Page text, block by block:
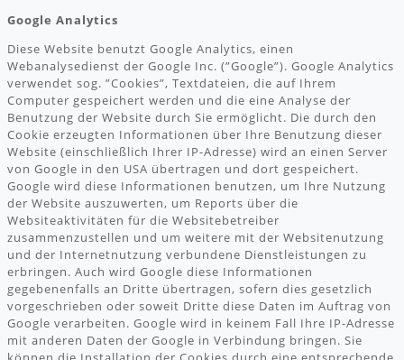
Google Analytics
Diese Website benutzt Google Analytics, einen
Webanalysedienst der Google Inc. (”Google”). Google Analytics
verwendet sog. ”Cookies”, Textdateien, die auf Ihrem
Computer gespeichert werden und die eine Analyse der
Benutzung der Website durch Sie ermöglicht. Die durch den
Cookie erzeugten Informationen über Ihre Benutzung dieser
Website (einschließlich Ihrer IP-Adresse) wird an einen Server
von Google in den USA übertragen und dort gespeichert.
Google wird diese Informationen benutzen, um Ihre Nutzung
der Website auszuwerten, um Reports über die
Websiteaktivitäten für die Websitebetreiber
zusammenzustellen und um weitere mit der Websitenutzung
und der Internetnutzung verbundene Dienstleistungen zu
erbringen. Auch wird Google diese Informationen
gegebenenfalls an Dritte übertragen, sofern dies gesetzlich
vorgeschrieben oder soweit Dritte diese Daten im Auftrag von
Google verarbeiten. Google wird in keinem Fall Ihre IP-Adresse
mit anderen Daten der Google in Verbindung bringen. Sie